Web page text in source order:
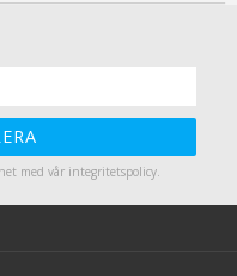
serie. Obs! Sladdställ
med vår integritetspolicy.